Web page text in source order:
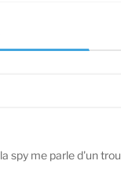
spy me parle d'un